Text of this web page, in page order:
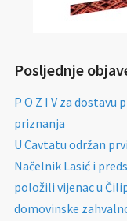
Posljednje
P O Z I V za
priznanja
U Cavtatu održan
Načelnik Lasić i
položili vijenac u
domovinske